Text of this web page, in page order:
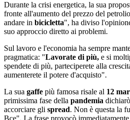
Durante la crisi energetica, la sua
fronte all'aumento del prezzo del
andare in bicicletta", ha diviso
suo approccio diretto ai problemi.
Sul lavoro e l'economia ha sempre
pragmatica: "Lavorate di più, e si
spendete di più, parteciperete alla
aumenterete il potere d'acquisto".
La sua gaffe più famosa risale al 12
primissima fase della pandemia
accorciare gli spread. Non è questa la